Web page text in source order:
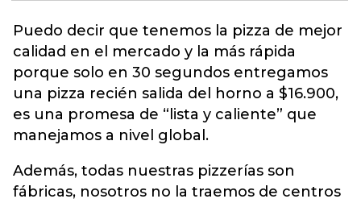
Puedo decir que tenemos la pizza de mejor
calidad en el mercado y la más rápida
porque solo en 30 segundos entregamos
una pizza recién salida del horno a $16.900,
es una promesa de “lista y caliente” que
manejamos a nivel global.
Además, todas nuestras pizzerías son
fábricas, nosotros no la traemos de centros